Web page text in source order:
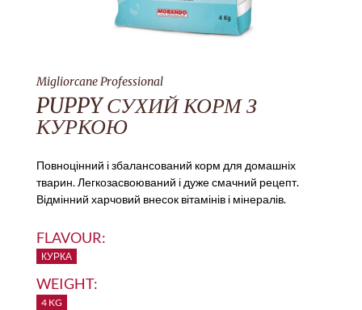
Migliorcane Professional
PUPPY СУХИЙ КОРМ З
КУРКОЮ
Повноцінний і збалансований корм для домашніх
тварин. Легкозасвоюваний і дуже смачний рецепт.
Відмінний харчовий внесок вітамінів і мінералів.
FLAVOUR:
КУРКА
WEIGHT:
4 KG